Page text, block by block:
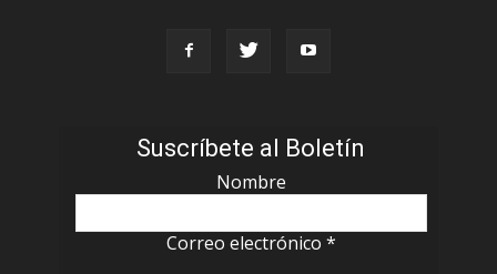
Suscríbete al Boletín
Nombre
Correo electrónico *